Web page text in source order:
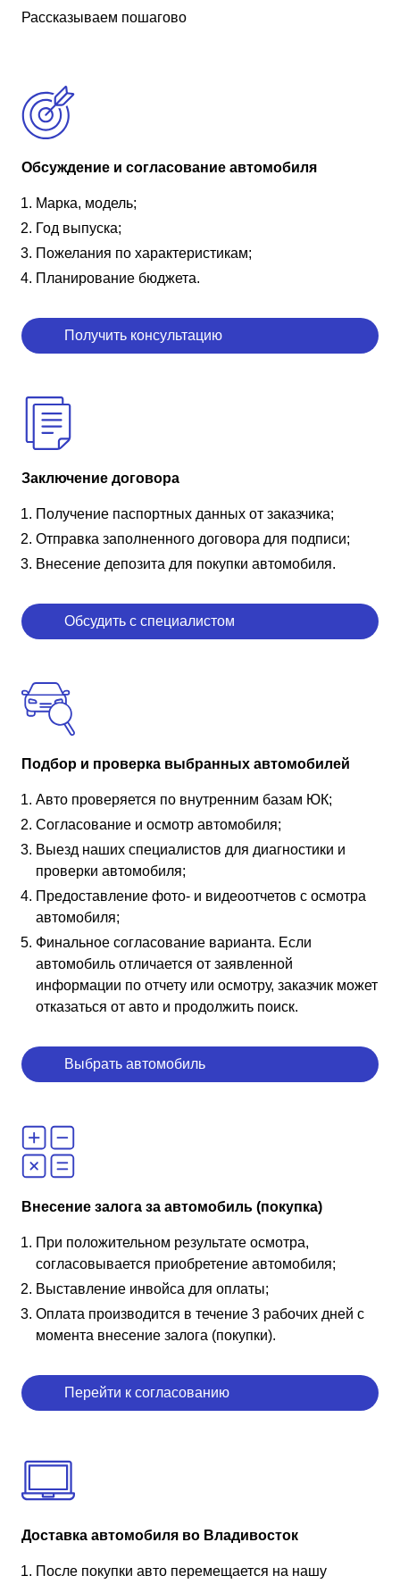
Рассказываем пошагово
Обсуждение и согласование автомобиля
Марка, модель;
Год выпуска;
Пожелания по характеристикам;
Планирование бюджета.
Получить консультацию
Заключение договора
Получение паспортных данных от заказчика;
Отправка заполненного договора для подписи;
Внесение депозита для покупки автомобиля.
Обсудить с специалистом
Подбор и проверка выбранных автомобилей
Авто проверяется по внутренним базам ЮК;
Согласование и осмотр автомобиля;
Выезд наших специалистов для диагностики и
проверки автомобиля;
Предоставление фото- и видеоотчетов с осмотра
автомобиля;
Финальное согласование варианта. Если
автомобиль отличается от заявленной
информации по отчету или осмотру, заказчик может
отказаться от авто и продолжить поиск.
Выбрать автомобиль
Внесение залога за автомобиль (покупка)
При положительном результате осмотра,
согласовывается приобретение автомобиля;
Выставление инвойса для оплаты;
Оплата производится в течение 3 рабочих дней с
момента внесение залога (покупки).
Перейти к согласованию
Доставка автомобиля во Владивосток
После покупки авто перемещается на нашу